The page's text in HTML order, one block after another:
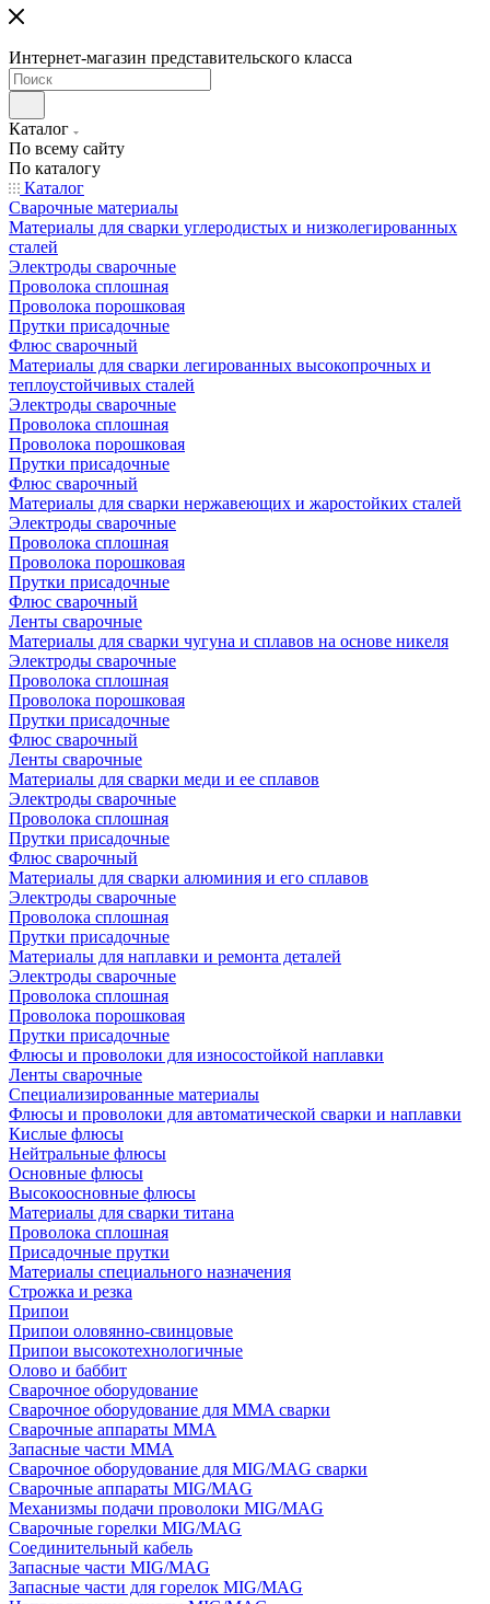
Интернет-магазин представительского класса
Каталог
По всему сайту
По каталогу
Каталог
Сварочные материалы
Материалы для сварки углеродистых и низколегированных
сталей
Электроды сварочные
Проволока сплошная
Проволока порошковая
Прутки присадочные
Флюс сварочный
Материалы для сварки легированных высокопрочных и
теплоустойчивых сталей
Электроды сварочные
Проволока сплошная
Проволока порошковая
Прутки присадочные
Флюс сварочный
Материалы для сварки нержавеющих и жаростойких сталей
Электроды сварочные
Проволока сплошная
Проволока порошковая
Прутки присадочные
Флюс сварочный
Ленты сварочные
Материалы для сварки чугуна и сплавов на основе никеля
Электроды сварочные
Проволока сплошная
Проволока порошковая
Прутки присадочные
Флюс сварочный
Ленты сварочные
Материалы для сварки меди и ее сплавов
Электроды сварочные
Проволока сплошная
Прутки присадочные
Флюс сварочный
Материалы для сварки алюминия и его сплавов
Электроды сварочные
Проволока сплошная
Прутки присадочные
Материалы для наплавки и ремонта деталей
Электроды сварочные
Проволока сплошная
Проволока порошковая
Прутки присадочные
Флюсы и проволоки для износостойкой наплавки
Ленты сварочные
Специализированные материалы
Флюсы и проволоки для автоматической сварки и наплавки
Кислые флюсы
Нейтральные флюсы
Основные флюсы
Высокоосновные флюсы
Материалы для сварки титана
Проволока сплошная
Присадочные прутки
Материалы специального назначения
Строжка и резка
Припои
Припои оловянно-свинцовые
Припои высокотехнологичные
Олово и баббит
Сварочное оборудование
Сварочное оборудование для MMA сварки
Сварочные аппараты MMA
Запасные части MMA
Сварочное оборудование для MIG/MAG сварки
Сварочные аппараты MIG/MAG
Механизмы подачи проволоки MIG/MAG
Сварочные горелки MIG/MAG
Соединительный кабель
Запасные части MIG/MAG
Запасные части для горелок MIG/MAG